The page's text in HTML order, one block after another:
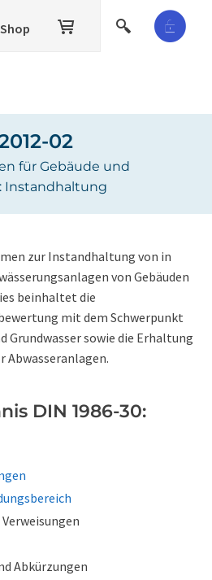
Shop
02
für Gebäude und
Instandhaltung
zur Instandhaltung von in
von Gebäuden
beinhaltet die
mit dem Schwerpunkt
Grundwasser sowie die Erhaltung
Abwasseranlagen.
DIN 1986-30:
Abkürzungen